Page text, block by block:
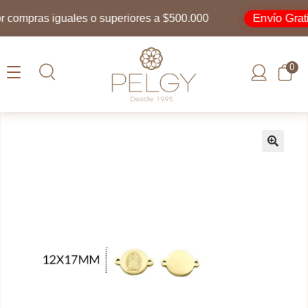
iguales o superiores a $500.000 Envío Gratis
0